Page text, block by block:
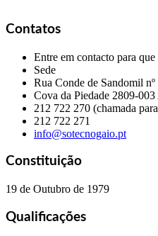
Contatos
Entre em contacto para
Sede
Rua Conde de Sandomil
Cova da Piedade 2809-003
212 722 270 (chamada
212 722 271
info@sotecnogaio.pt
Constituição
19 de Outubro de 1979
Qualificações